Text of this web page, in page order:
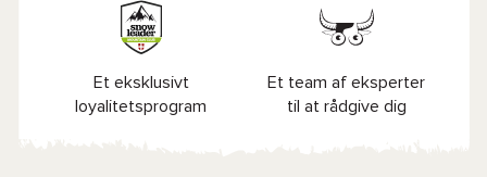
Et eksklusivt
loyalitetsprogram
Et team af eksperter
til at rådgive dig